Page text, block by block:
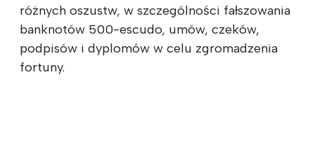
różnych oszustw, w szczególności fałszowania
banknotów 500-escudo, umów, czeków,
podpisów i dyplomów w celu zgromadzenia
fortuny.